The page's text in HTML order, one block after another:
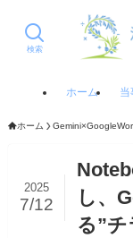
検索
ホーム 当
ホーム
し、
る”
2025
7/12